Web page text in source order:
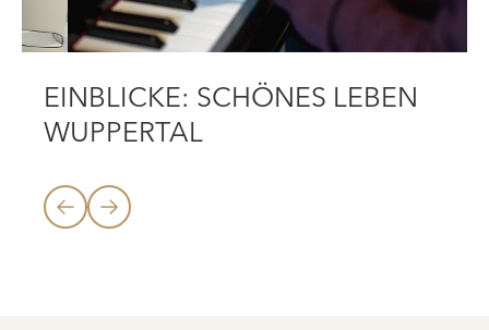
EINBLICKE: SCHÖNES LEBEN
WUPPERTAL